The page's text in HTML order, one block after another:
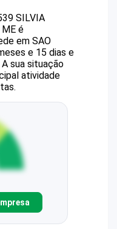
SILVIA
ME é
em SAO
e 15 dias e
A sua situação
atividade